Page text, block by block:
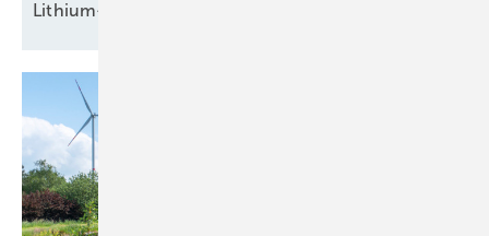
Lithium-Ionen-Batterien für die Elektromobilität